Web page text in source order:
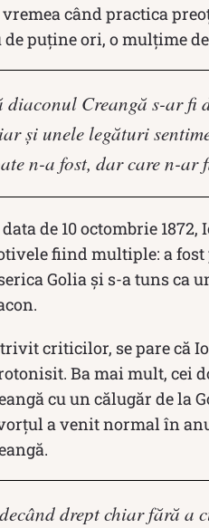
vremea când practica
de puține ori, o mulțime
diaconul Creangă s-ar fi
şi unele legături
n-a fost, dar care n-ar
data de 10 octombrie
fiind multiple: a fost
Golia şi s-a tuns ca
criticilor, se pare că
Ba mai mult, cei
cu un călugăr de la
a venit normal în
drept chiar fără a